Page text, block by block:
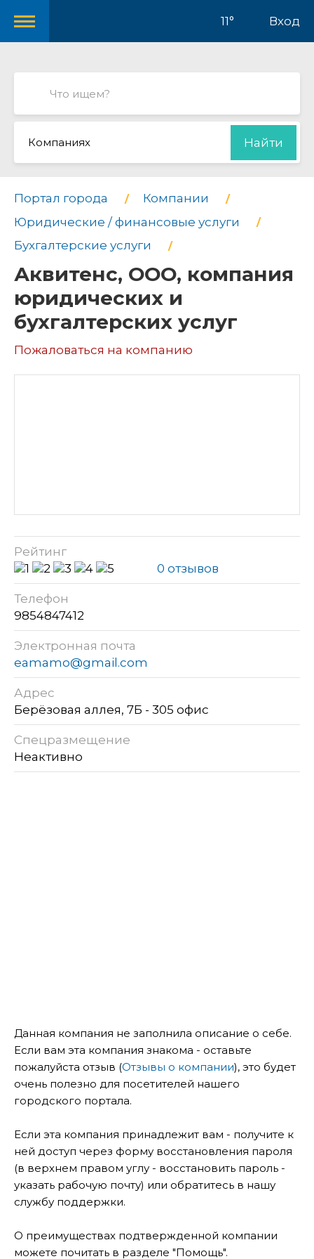
11° Вход
Компаниях Найти
Портал города
Компании
Юридические / финансовые услуги
Бухгалтерские услуги
Аквитенс, ООО, компания
юридических и
бухгалтерских услуг
Пожаловаться на компанию
Рейтинг
0 отзывов
Телефон
9854847412
Электронная почта
eamamo@gmail.com
Адрес
Берёзовая аллея, 7Б - 305 офис
Спецразмещение
Неактивно
Данная компания не заполнила описание о себе.
Если вам эта компания знакома - оставьте
пожалуйста отзыв (Отзывы о компании), это будет
очень полезно для посетителей нашего
городского портала.
Если эта компания принадлежит вам - получите к
ней доступ через форму восстановления пароля
(в верхнем правом углу - восстановить пароль -
указать рабочую почту) или обратитесь в нашу
службу поддержки.
О преимуществах подтвержденной компании
можете почитать в разделе "Помощь".